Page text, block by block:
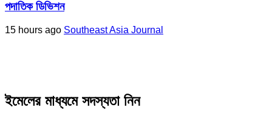
পদাতিক ডিভিশন
15 hours ago Southeast Asia Journal
ইমেলের মাধ্যমে সদস্যতা নিন